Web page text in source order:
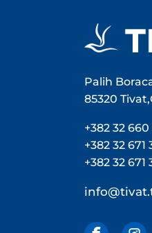
Palih
85320
+382 32 660
+382 32 671
+382 32 671